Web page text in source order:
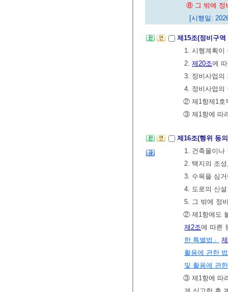
⑧ 그 밖에 정
[시행일:
제15조(정비구
1. 시행계획이
2. 제20조에
3. 정비사업의
4. 정비사업의
② 제1항제1호
③ 제1항에 따
제16조(행위 등
1. 건축물이나
2. 택지의 조
3. 수목을 심
4. 도로의 신
5. 그 밖에 정
② 제1항에도
제2조에 따른
한 특별법」
활용에 관한
및 활용에 관
③ 제1항에 따